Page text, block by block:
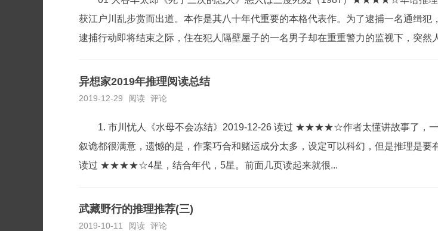
获江户川乱步赏而出道。本作是其八十年代重要的本格代表作。为了逮捕一名通缉
逮捕行动即将结束之际，住在犯人隔壁屋子的一名男子却在重重警力的监视下，突然
异想家2019年推理阅读总结
2019-12-29 阅读 评论
1. 市川忧人《水母不会冻结》2019-12-26 读过 ★★★★☆作者太懂讲故事了，一
叙诡都很满意，遗憾的是，作案巧合和赌运成分太多，设定可以科幻，但是推理是
读过 ★★★★☆4星，结合年代，5星。前面几页读起来就很...
武藏野行的推理推荐(三)
2019-10-11 阅读 评论